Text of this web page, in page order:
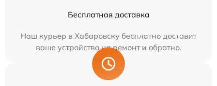
Бесплатная доставка
Наш курьер в Хабаровску бесплатно доставит
ваше устройство на ремонт и обратно.